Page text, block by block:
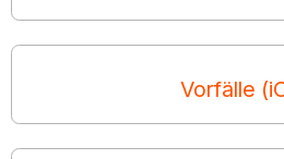
Vorfälle